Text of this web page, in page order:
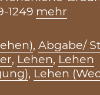
1249 mehr
, Abgabe/
, Lehen, Lehen
, Lehen